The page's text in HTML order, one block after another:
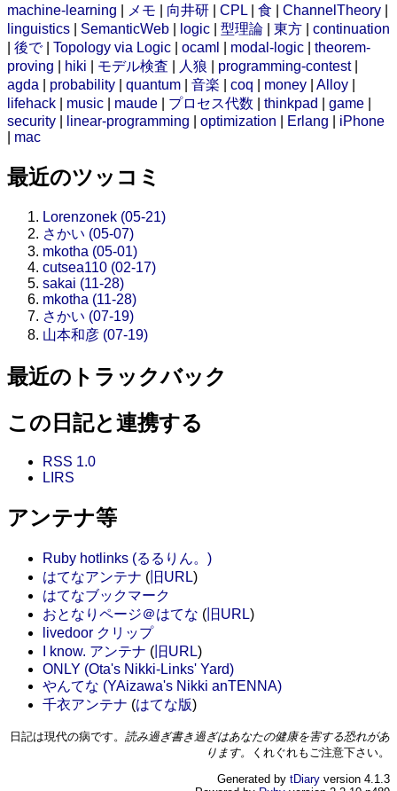
machine-learning
メモ 向井研 CPL 食 ChannelTheory
linguistics
SemanticWeb logic 型理論 東方
continuation
後で| Topology via Logic ocaml modal-logic
theorem-
proving
hiki モデル検査 人狼 programming-contest|
agda
probability quantum 音楽 coq money Alloy
lifehack
music maude プロセス代数 thinkpad game
security
linear-programming optimization Erlang
iPhone
mac
最近のツッコミ
Lorenzonek (05-21)
さかい (05-07)
mkotha (05-01)
cutsea110 (02-17)
sakai (11-28)
mkotha (11-28)
さかい (07-19)
山本和彦 (07-19)
最近のトラックバック
この日記と連携する
RSS 1.0
LIRS
アンテナ等
Ruby hotlinks (るるりん。)
はてなアンテナ ( 旧URL)
はてなブックマーク
おとなりページ＠はてな ( 旧URL)
livedoor クリップ
I know. アンテナ ( 旧URL)
ONLY (Ota's Nikki-Links' Yard)
やんてな (YAizawa's Nikki anTENNA)
千衣アンテナ (はてな版)
日記は現代の病です。 読み過ぎ書き過ぎはあなたの健康を害する恐れがあ
ります。
くれぐれもご注意下さい。
Generated by tDiary version 4.1.3